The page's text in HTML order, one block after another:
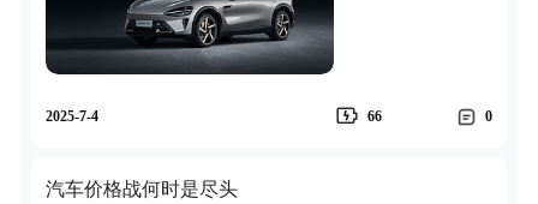
2025-7-4 66 0
汽车价格战何时是尽头